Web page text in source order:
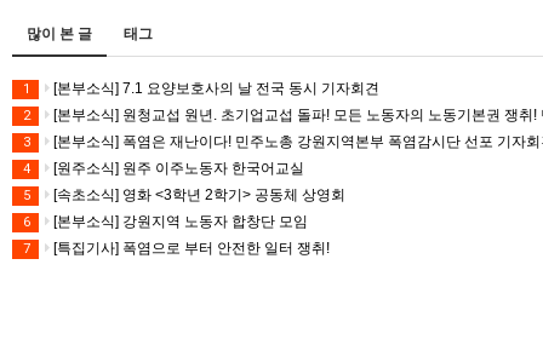
많이 본 글 태그
1 [본부소식] 7.1 요양보호사의 날 전국 동시 기자회견
2 [본부소식] 원청교섭 원년. 초기업교섭 돌파! 모든 노동자의 노동기본권 쟁취
3 [본부소식] 폭염은 재난이다! 민주노총 강원지역본부 폭염감시단 선포 기자
4 [원주소식] 원주 이주노동자 한국어교실
5 [속초소식] 영화 <3학년 2학기> 공동체 상영회
6 [본부소식] 강원지역 노동자 합창단 모임
7 [특집기사] 폭염으로 부터 안전한 일터 쟁취!